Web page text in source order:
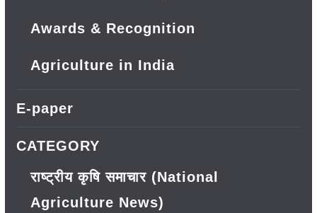
Awards & Recognition
Agriculture in India
E-paper
CATEGORY
राष्ट्रीय कृषि समाचार (National
Agriculture News)